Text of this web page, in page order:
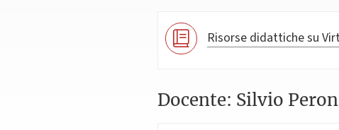
Risorse didattiche su
Docente: Silvio